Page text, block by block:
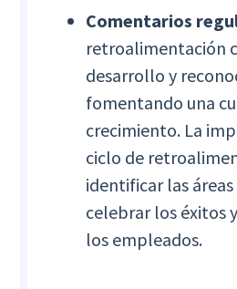
Comentarios
retroalimentación
desarrollo y
fomentando una
crecimiento. La
ciclo de
identificar las
celebrar los éxitos
los empleados.